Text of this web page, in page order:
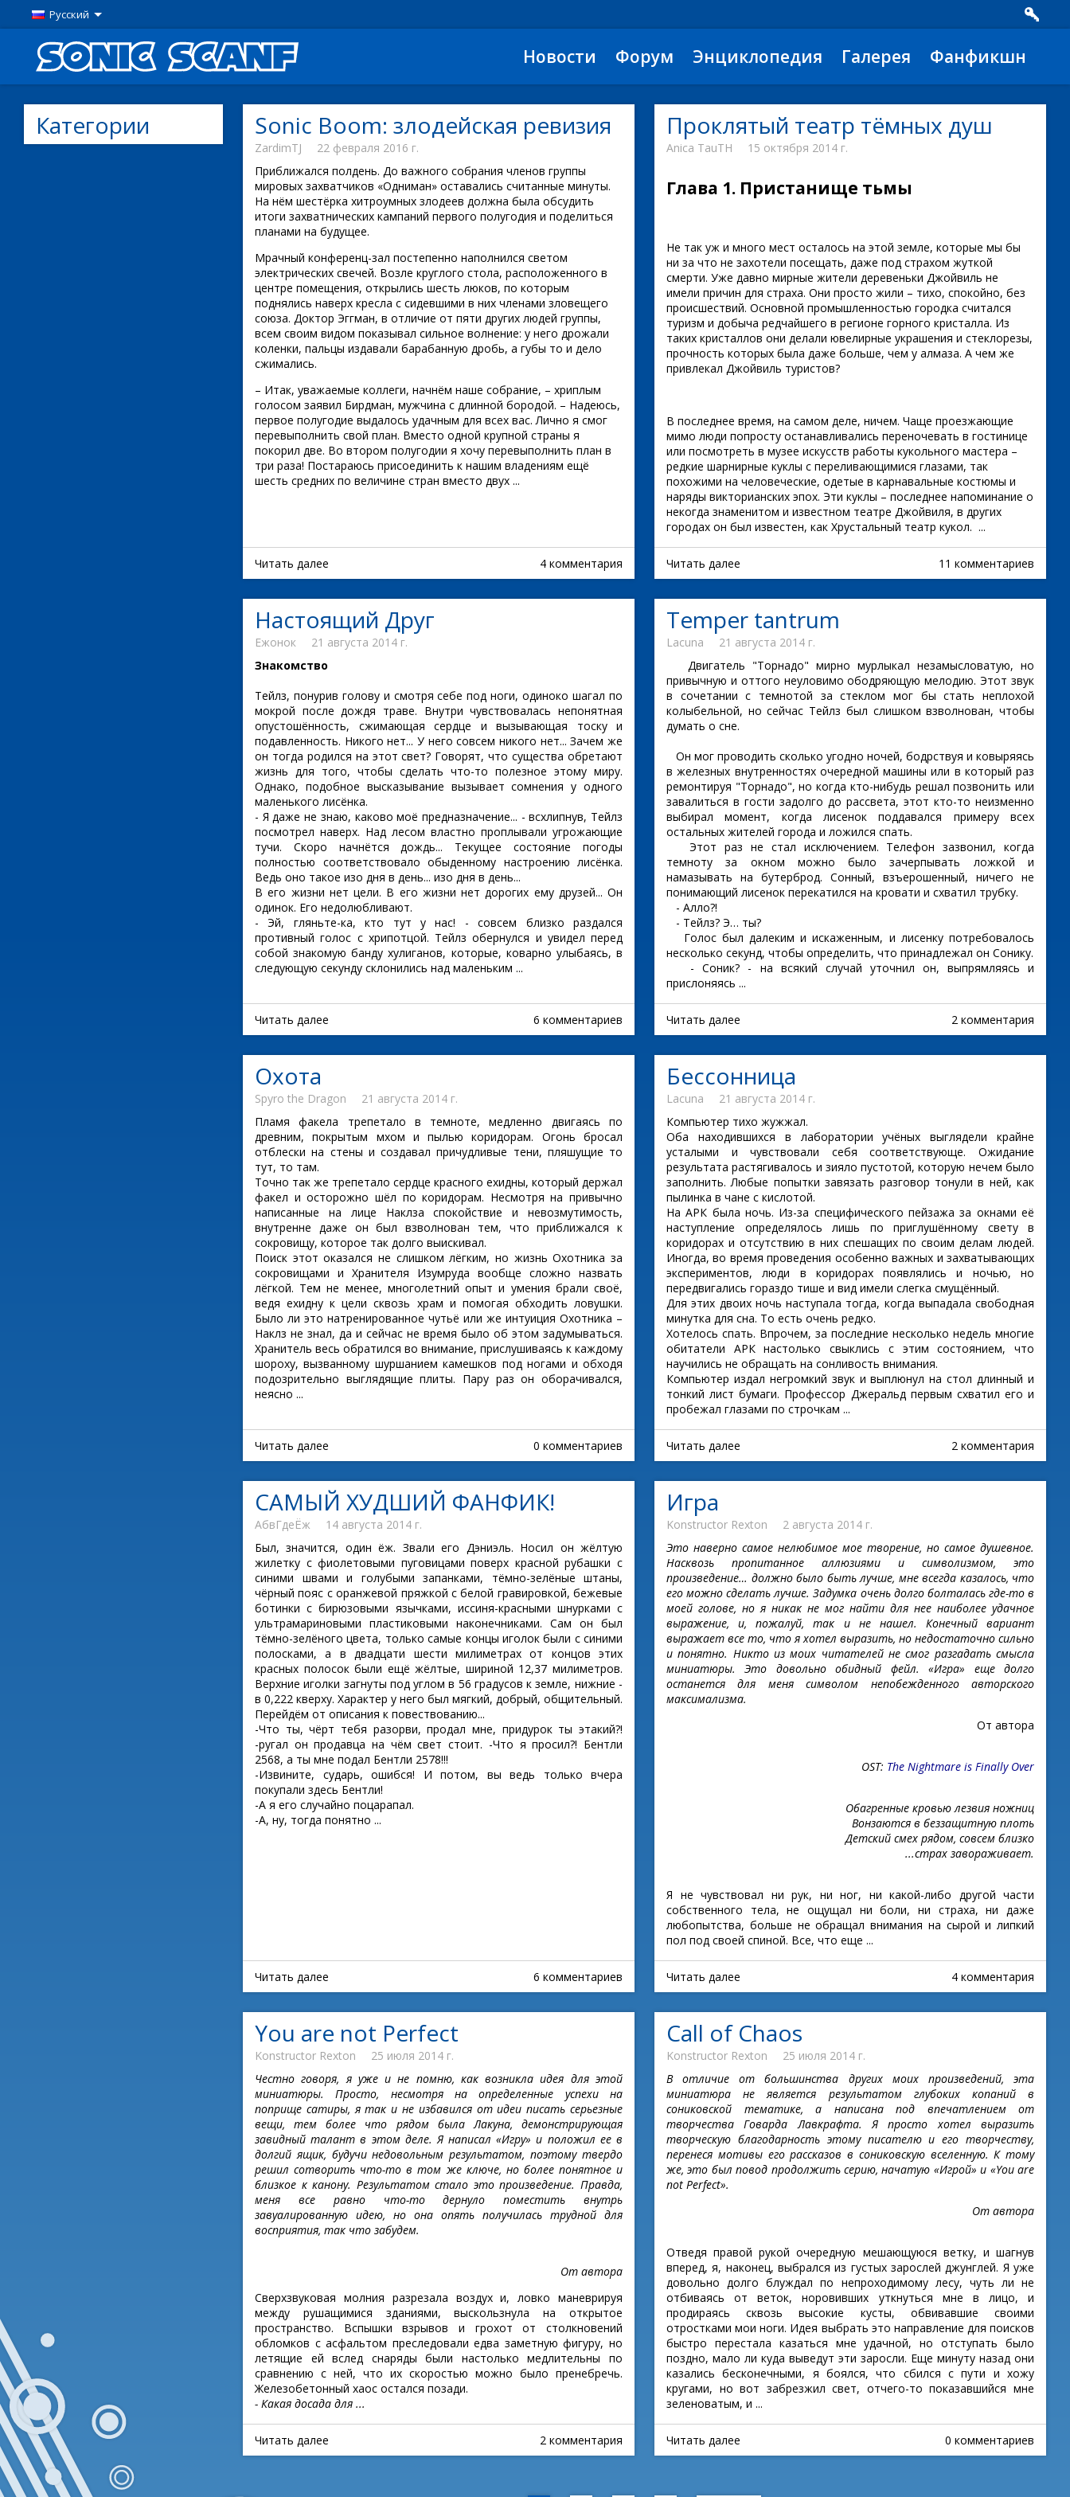
Русский
Новости Форум Энциклопедия Галерея Фанфикшн
Категории Sonic Boom: злодейская ревизия
ZardimTJ
22 февраля 2016 г.
Приближался полдень. До важного собрания членов группы
мировых захватчиков «Одниман» оставались считанные минуты.
На нём шестёрка хитроумных злодеев должна была обсудить
итоги захватнических кампаний первого полугодия и поделиться
планами на будущее.
Мрачный конференц-зал постепенно наполнился светом
электрических свечей. Возле круглого стола, расположенного в
центре помещения, открылись шесть люков, по которым
поднялись наверх кресла с сидевшими в них членами зловещего
союза. Доктор Эггман, в отличие от пяти других людей группы,
всем своим видом показывал сильное волнение: у него дрожали
коленки, пальцы издавали барабанную дробь, а губы то и дело
сжимались.
– Итак, уважаемые коллеги, начнём наше собрание, – хриплым
голосом заявил Бирдман, мужчина с длинной бородой. – Надеюсь,
первое полугодие выдалось удачным для всех вас. Лично я смог
перевыполнить свой план. Вместо одной крупной страны я
покорил две. Во втором полугодии я хочу перевыполнить план в
три раза! Постараюсь присоединить к нашим владениям ещё
шесть средних по величине стран вместо двух ...
Читать далее 4 комментария
Проклятый театр тёмных душ
Anica TauTH 15 октября 2014 г.
Глава 1. Пристанище тьмы
Не так уж и много мест осталось на этой земле, которые мы бы
ни за что не захотели посещать, даже под страхом жуткой
смерти. Уже давно мирные жители деревеньки Джойвиль не
имели причин для страха. Они просто жили – тихо, спокойно, без
происшествий. Основной промышленностью городка считался
туризм и добыча редчайшего в регионе горного кристалла. Из
таких кристаллов они делали ювелирные украшения и стеклорезы,
прочность которых была даже больше, чем у алмаза. А чем же
привлекал Джойвиль туристов?
В последнее время, на самом деле, ничем. Чаще проезжающие
мимо люди попросту останавливались переночевать в гостинице
или посмотреть в музее искусств работы кукольного мастера –
редкие шарнирные куклы с переливающимися глазами, так
похожими на человеческие, одетые в карнавальные костюмы и
наряды викторианских эпох. Эти куклы – последнее напоминание о
некогда знаменитом и известном театре Джойвиля, в других
городах он был известен, как Хрустальный театр кукол. ...
Читать далее 11 комментариев
Настоящий Друг
Ежонок
21 августа 2014 г.
Знакомство
Тейлз, понурив голову и смотря себе под ноги, одиноко шагал по
мокрой после дождя траве. Внутри чувствовалась непонятная
опустошённость, сжимающая сердце и вызывающая тоску и
подавленность. Никого нет... У него совсем никого нет... Зачем же
он тогда родился на этот свет? Говорят, что существа обретают
жизнь для того, чтобы сделать что-то полезное этому миру.
Однако, подобное высказывание вызывает сомнения у одного
маленького лисёнка.
- Я даже не знаю, каково моё предназначение... - всхлипнув, Тейлз
посмотрел наверх. Над лесом властно проплывали угрожающие
тучи. Скоро начнётся дождь... Текущее состояние погоды
полностью соответствовало обыденному настроению лисёнка.
Ведь оно такое изо дня в день... изо дня в день...
В его жизни нет цели. В его жизни нет дорогих ему друзей... Он
одинок. Его недолюбливают.
- Эй, гляньте-ка, кто тут у нас! - совсем близко раздался
противный голос с хрипотцой. Тейлз обернулся и увидел перед
собой знакомую банду хулиганов, которые, коварно улыбаясь, в
следующую секунду склонились над маленьким ...
Читать далее 6 комментариев
Temper tantrum
Lacuna
21 августа 2014 г.
Двигатель "Торнадо" мирно мурлыкал незамысловатую, но
привычную и оттого неуловимо ободряющую мелодию. Этот звук
в сочетании с темнотой за стеклом мог бы стать неплохой
колыбельной, но сейчас Тейлз был слишком взволнован, чтобы
думать о сне.
Он мог проводить сколько угодно ночей, бодрствуя и ковыряясь
в железных внутренностях очередной машины или в который раз
ремонтируя "Торнадо", но когда кто-нибудь решал позвонить или
завалиться в гости задолго до рассвета, этот кто-то неизменно
выбирал момент, когда лисенок поддавался примеру всех
остальных жителей города и ложился спать.
Этот раз не стал исключением. Телефон зазвонил, когда
темноту за окном можно было зачерпывать ложкой и
намазывать на бутерброд. Сонный, взъерошенный, ничего не
понимающий лисенок перекатился на кровати и схватил трубку.
- Алло?!
- Тейлз? Э… ты?
Голос был далеким и искаженным, и лисенку потребовалось
несколько секунд, чтобы определить, что принадлежал он Сонику.
- Соник? - на всякий случай уточнил он, выпрямляясь и
прислоняясь ...
Читать далее 2 комментария
Охота
Spyro the Dragon
21 августа 2014 г.
Пламя факела трепетало в темноте, медленно двигаясь по
древним, покрытым мхом и пылью коридорам. Огонь бросал
отблески на стены и создавал причудливые тени, пляшущие то
тут, то там.
Точно так же трепетало сердце красного ехидны, который держал
факел и осторожно шёл по коридорам. Несмотря на привычно
написанные на лице Наклза спокойствие и невозмутимость,
внутренне даже он был взволнован тем, что приближался к
сокровищу, которое так долго выискивал.
Поиск этот оказался не слишком лёгким, но жизнь Охотника за
сокровищами и Хранителя Изумруда вообще сложно назвать
лёгкой. Тем не менее, многолетний опыт и умения брали своё,
ведя ехидну к цели сквозь храм и помогая обходить ловушки.
Было ли это натренированное чутьё или же интуиция Охотника –
Наклз не знал, да и сейчас не время было об этом задумываться.
Хранитель весь обратился во внимание, прислушиваясь к каждому
шороху, вызванному шуршанием камешков под ногами и обходя
подозрительно выглядящие плиты. Пару раз он оборачивался,
неясно ...
Читать далее 0 комментариев
Бессонница
Lacuna
21 августа 2014 г.
Компьютер тихо жужжал.
Оба находившихся в лаборатории учёных выглядели крайне
усталыми и чувствовали себя соответствующе. Ожидание
результата растягивалось и зияло пустотой, которую нечем было
заполнить. Любые попытки завязать разговор тонули в ней, как
пылинка в чане с кислотой.
На АРК была ночь. Из-за специфического пейзажа за окнами её
наступление определялось лишь по приглушённому свету в
коридорах и отсутствию в них спешащих по своим делам людей.
Иногда, во время проведения особенно важных и захватывающих
экспериментов, люди в коридорах появлялись и ночью, но
передвигались гораздо тише и вид имели слегка смущённый.
Для этих двоих ночь наступала тогда, когда выпадала свободная
минутка для сна. То есть очень редко.
Хотелось спать. Впрочем, за последние несколько недель многие
обитатели АРК настолько свыклись с этим состоянием, что
научились не обращать на сонливость внимания.
Компьютер издал негромкий звук и выплюнул на стол длинный и
тонкий лист бумаги. Профессор Джеральд первым схватил его и
пробежал глазами по строчкам ...
Читать далее 2 комментария
САМЫЙ ХУДШИЙ ФАНФИК!
АбвГдеЁж
14 августа 2014 г.
Был, значится, один ёж. Звали его Дэниэль. Носил он жёлтую
жилетку с фиолетовыми пуговицами поверх красной рубашки с
синими швами и голубыми запанками, тёмно-зелёные штаны,
чёрный пояс с оранжевой пряжкой с белой гравировкой, бежевые
ботинки с бирюзовыми язычками, иссиня-красными шнурками с
ультрамариновыми пластиковыми наконечниками. Сам он был
тёмно-зелёного цвета, только самые концы иголок были с синими
полосками, а в двадцати шести милиметрах от концов этих
красных полосок были ещё жёлтые, шириной 12,37 милиметров.
Верхние иголки загнуты под углом в 56 градусов к земле, нижние -
в 0,222 кверху. Характер у него был мягкий, добрый, общительный.
Перейдём от описания к повествованию...
-Что ты, чёрт тебя разорви, продал мне, придурок ты этакий?!
-ругал он продавца на чём свет стоит. -Что я просил?! Бентли
2568, а ты мне подал Бентли 2578!!!
-Извините, сударь, ошибся! И потом, вы ведь только вчера
покупали здесь Бентли!
-А я его случайно поцарапал.
-А, ну, тогда понятно ...
Читать далее 6 комментариев
Игра
Konstructor Rexton
2 августа 2014 г.
Это наверно самое нелюбимое мое творение, но самое душевное.
Насквозь пропитанное аллюзиями и символизмом, это
произведение… должно было быть лучше, мне всегда казалось, что
его можно сделать лучше. Задумка очень долго болталась где-то в
моей голове, но я никак не мог найти для нее наиболее удачное
выражение, и, пожалуй, так и не нашел. Конечный вариант
выражает все то, что я хотел выразить, но недостаточно сильно
и понятно. Никто из моих читателей не смог разгадать смысла
миниатюры. Это довольно обидный фейл. «Игра» еще долго
останется для меня символом непобежденного авторского
максимализма.
От автора
OST: The Nightmare is Finally Over
Обагренные кровью лезвия ножниц
Вонзаются в беззащитную плоть
Детский смех рядом, совсем близко
...страх завораживает.
Я не чувствовал ни рук, ни ног, ни какой-либо другой части
собственного тела, не ощущал ни боли, ни страха, ни даже
любопытства, больше не обращал внимания на сырой и липкий
пол под своей спиной. Все, что еще ...
Читать далее 4 комментария
You are not Perfect
Konstructor Rexton
25 июля 2014 г.
Честно говоря, я уже и не помню, как возникла идея для этой
миниатюры. Просто, несмотря на определенные успехи на
поприще сатиры, я так и не избавился от идеи писать серьезные
вещи, тем более что рядом была Лакуна, демонстрирующая
завидный талант в этом деле. Я написал «Игру» и положил ее в
долгий ящик, будучи недовольным результатом, поэтому твердо
решил сотворить что-то в том же ключе, но более понятное и
близкое к канону. Результатом стало это произведение. Правда,
меня все равно что-то дернуло поместить внутрь
завуалированную идею, но она опять получилась трудной для
восприятия, так что забудем.
От автора
Сверхзвуковая молния разрезала воздух и, ловко маневрируя
между рушащимися зданиями, выскользнула на открытое
пространство. Вспышки взрывов и грохот от столкновений
обломков с асфальтом преследовали едва заметную фигуру, но
летящие ей вслед снаряды были настолько медлительны по
сравнению с ней, что их скоростью можно было пренебречь.
Железобетонный хаос остался позади.
- Какая досада для ...
Читать далее 2 комментария
Call of Chaos
Konstructor Rexton
25 июля 2014 г.
В отличие от большинства других моих произведений, эта
миниатюра не является результатом глубоких копаний в
сониковской тематике, а написана под впечатлением от
творчества Говарда Лавкрафта. Я просто хотел выразить
творческую благодарность этому писателю и его творчеству,
перенеся мотивы его рассказов в сониковскую вселенную. К тому
же, это был повод продолжить серию, начатую «Игрой» и «You are
not Perfect».
От автора
Отведя правой рукой очередную мешающуюся ветку, и шагнув
вперед, я, наконец, выбрался из густых зарослей джунглей. Я уже
довольно долго блуждал по непроходимому лесу, чуть ли не
отбиваясь от веток, норовивших уткнуться мне в лицо, и
продираясь сквозь высокие кусты, обвивавшие своими
отростками мои ноги. Идея выбрать это направление для поисков
быстро перестала казаться мне удачной, но отступать было
поздно, мало ли куда выведут эти заросли. Еще минуту назад они
казались бесконечными, я боялся, что сбился с пути и хожу
кругами, но вот забрезжил свет, отчего-то показавшийся мне
зеленоватым, и ...
Читать далее 0 комментариев